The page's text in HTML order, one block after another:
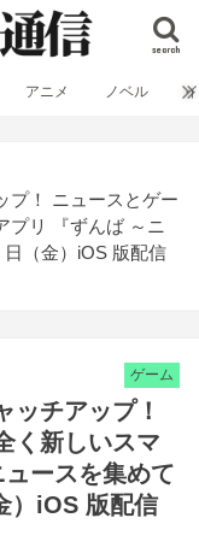
search
アニメ ノベル
プ！ ニュースとゲー
プリ 『ずんば ～ニ
日（金）iOS 版配信
ゲーム
ッチアップ！
く新しいスマ
ースを集めて
）iOS 版配信